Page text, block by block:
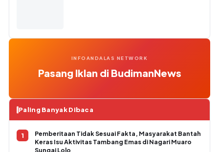
INFOANDALAS NETWORK
Pasang Iklan di BudimanNews
Paling Banyak Dibaca
Pemberitaan Tidak Sesuai Fakta, Masyarakat Bantah
Keras Isu Aktivitas Tambang Emas di Nagari Muaro
Sungai Lolo